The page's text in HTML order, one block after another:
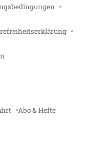
Abo & Hefte